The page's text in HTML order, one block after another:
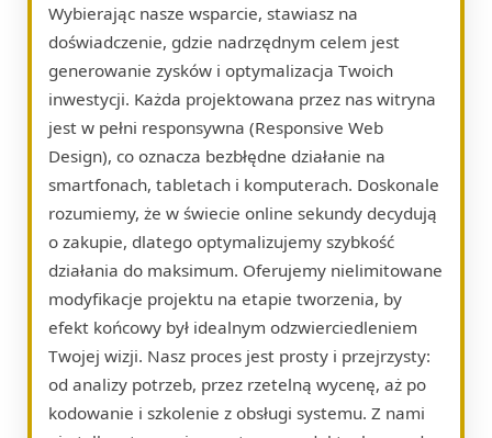
Wybierając nasze wsparcie, stawiasz na
doświadczenie, gdzie nadrzędnym celem jest
generowanie zysków i optymalizacja Twoich
inwestycji. Każda projektowana przez nas witryna
jest w pełni responsywna (Responsive Web
Design), co oznacza bezbłędne działanie na
smartfonach, tabletach i komputerach. Doskonale
rozumiemy, że w świecie online sekundy decydują
o zakupie, dlatego optymalizujemy szybkość
działania do maksimum. Oferujemy nielimitowane
modyfikacje projektu na etapie tworzenia, by
efekt końcowy był idealnym odzwierciedleniem
Twojej wizji. Nasz proces jest prosty i przejrzysty:
od analizy potrzeb, przez rzetelną wycenę, aż po
kodowanie i szkolenie z obsługi systemu. Z nami